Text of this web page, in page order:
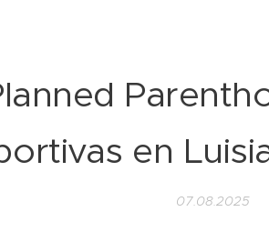
en
07.08.2025